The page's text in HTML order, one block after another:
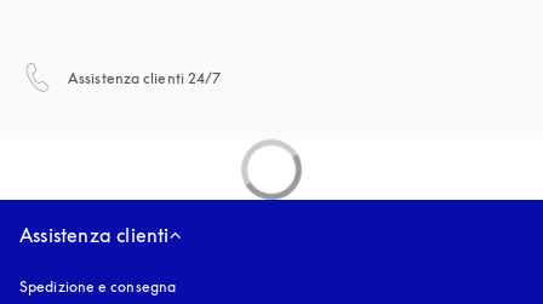
Assistenza clienti 24/7
Assistenza clienti
Spedizione e consegna